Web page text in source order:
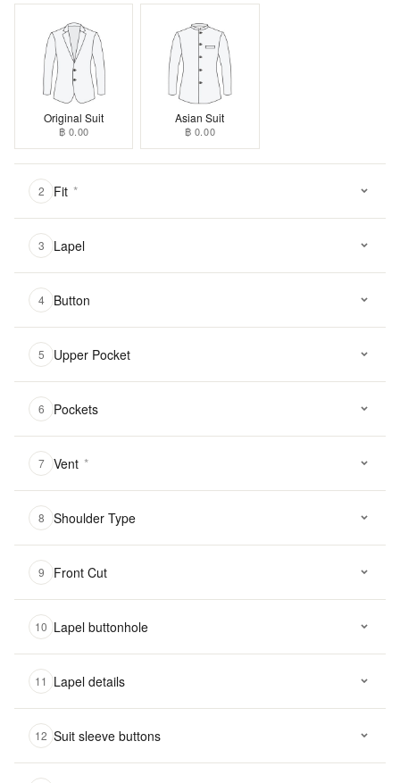
Original Suit
฿ 0.00
Asian Suit
฿ 0.00
2 Fit *
3 Lapel
4 Button
5 Upper Pocket
6 Pockets
7 Vent *
8 Shoulder Type
9 Front Cut
10 Lapel buttonhole
11 Lapel details
12 Suit sleeve buttons